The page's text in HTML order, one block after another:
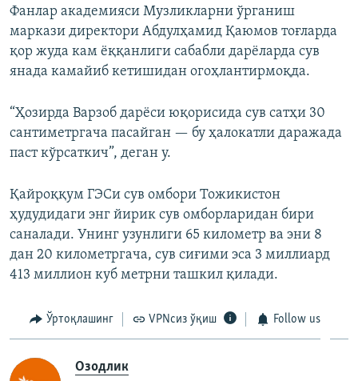
Фанлар академияси Музликларни ўрганиш
маркази директори Абдулҳамид Қаюмов тоғларда
қор жуда кам ёққанлиги сабабли дарёларда сув
янада камайиб кетишидан огоҳлантирмоқда.
“Ҳозирда Варзоб дарёси юқорисида сув сатҳи 30
сантиметргача пасайган — бу ҳалокатли даражада
паст кўрсаткич”, деган у.
Қайроққум ГЭСи сув омбори Тожикистон
ҳудудидаги энг йирик сув омборларидан бири
саналади. Унинг узунлиги 65 километр ва эни 8
дан 20 километргача, сув сиғими эса 3 миллиард
413 миллион куб метрни ташкил қилади.
Ўртоқлашинг VPNсиз ўқиш Follow us
Озодлик